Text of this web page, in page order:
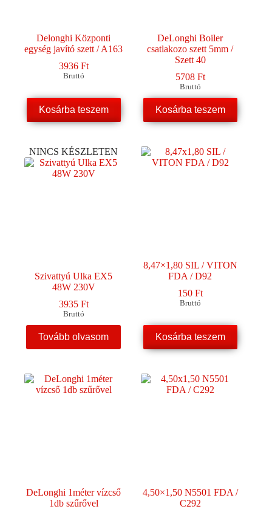
Delonghi Központi
egység javító szett / A163
3936 Ft
Bruttó
Kosárba teszem
DeLonghi Boiler
csatlakozo szett 5mm /
Szett 40
5708 Ft
Bruttó
Kosárba teszem
NINCS KÉSZLETEN
Szivattyú Ulka EX5
48W 230V
3935 Ft
Bruttó
Tovább olvasom
8,47×1,80 SIL / VITON
FDA / D92
150 Ft
Bruttó
Kosárba teszem
DeLonghi 1méter vízcső
1db szűrővel
4,50×1,50 N5501 FDA /
C292